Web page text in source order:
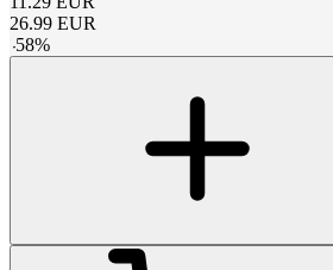
26.99 EUR
-58%